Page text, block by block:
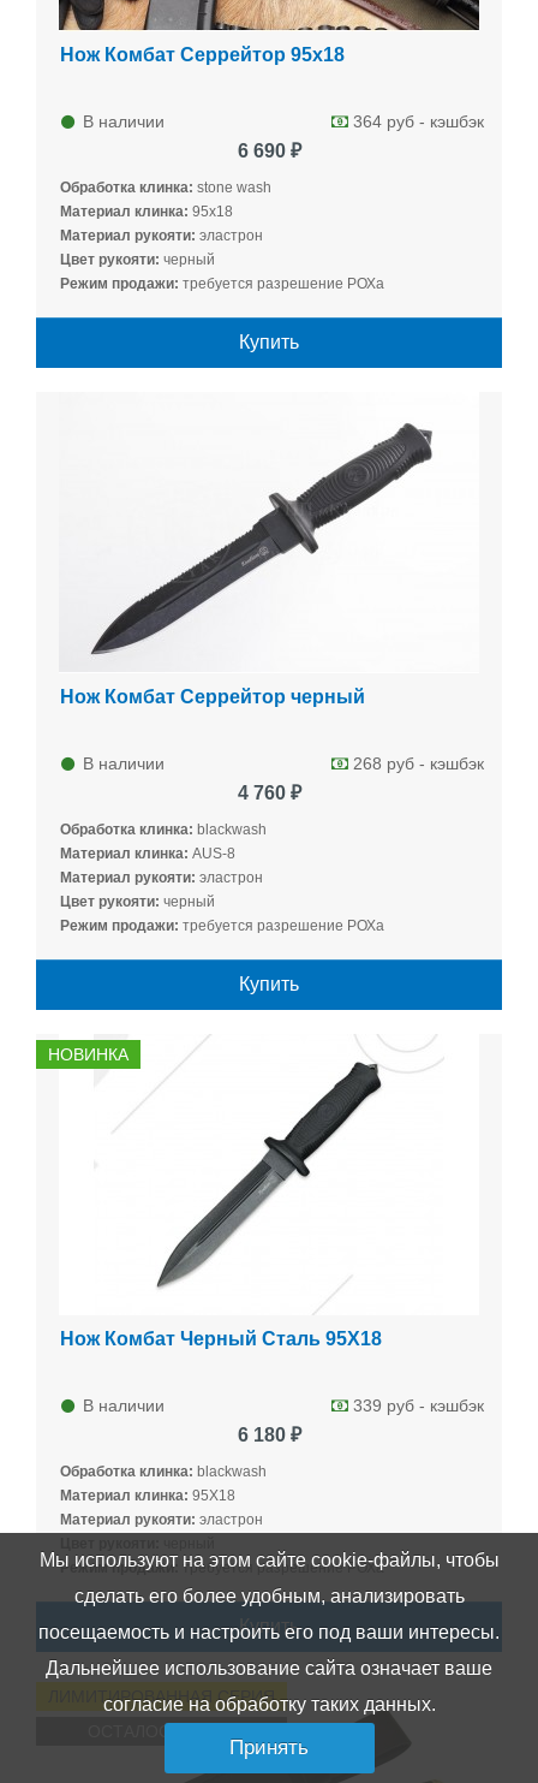
Нож Комбат Серрейтор 95х18
В наличии 364 руб - кэшбэк
6 690 ₽
Обработка клинка: stone wash
Материал клинка: 95х18
Материал рукояти: эластрон
Цвет рукояти: черный
Режим продажи: требуется разрешение РОХа
Купить
Нож Комбат Серрейтор черный
В наличии 268 руб - кэшбэк
4 760 ₽
Обработка клинка: blackwash
Материал клинка: AUS-8
Материал рукояти: эластрон
Цвет рукояти: черный
Режим продажи: требуется разрешение РОХа
Купить
НОВИНКА
Нож Комбат Черный Сталь 95Х18
В наличии 339 руб - кэшбэк
6 180 ₽
Обработка клинка: blackwash
Материал клинка: 95Х18
Материал рукояти: эластрон
Режим продажи: требуется разрешение РОХа
Купить
ЛИМИТИРОВАННАЯ СЕРИЯ
ОСТАЛОСЬ МАЛО
Мы используют на этом сайте cookie-файлы, чтобы
сделать его более удобным, анализировать
посещаемость и настроить его под ваши интересы.
Дальнейшее использование сайта означает ваше
согласие на обработку таких данных.
Принять